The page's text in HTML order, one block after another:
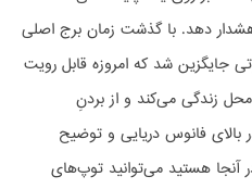
دهد. با گذشت زمان برج اصلی
برج آجری شش شلعی 45 فوتی جایگزین شد که امروزه قابل رویت
زندگی می‌کند و از بردنِ
بالای فانوس دریایی و توضیح
آنجا هستید می‌توانید توپ‌های